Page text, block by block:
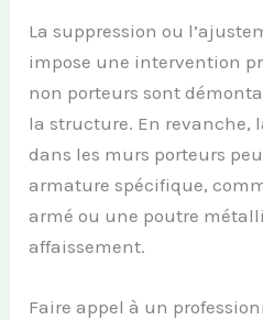
La suppression ou
impose une intervention
non porteurs sont
la structure. En revanche,
dans les murs porteurs
armature spécifique,
armé ou une poutre
affaissement.
Faire appel à un